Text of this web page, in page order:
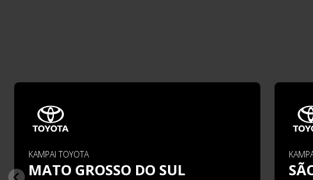
KAMPAI TOYOTA
MATO GROSSO DO SUL